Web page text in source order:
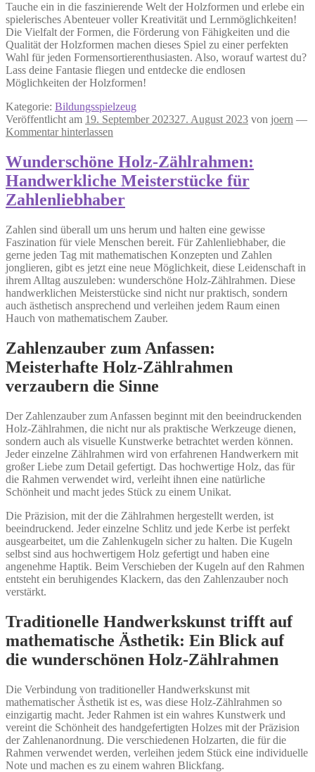
Tauche ein in die faszinierende Welt der Holzformen und erlebe ein
spielerisches Abenteuer voller Kreativität und Lernmöglichkeiten!
Die Vielfalt der Formen, die Förderung von Fähigkeiten und die
Qualität der Holzformen machen dieses Spiel zu einer perfekten
Wahl für jeden Formensortierenthusiasten. Also, worauf wartest du?
Lass deine Fantasie fliegen und entdecke die endlosen
Möglichkeiten der Holzformen!
Kategorie: Bildungsspielzeug
Veröffentlicht am 19. September 202327. August 2023 von joern —
Kommentar hinterlassen
Wunderschöne Holz-Zählrahmen:
Handwerkliche Meisterstücke für
Zahlenliebhaber
Zahlen sind überall um uns herum und halten eine gewisse
Faszination für viele Menschen bereit. Für Zahlenliebhaber, die
gerne jeden Tag mit mathematischen Konzepten und Zahlen
jonglieren, gibt es jetzt eine neue Möglichkeit, diese Leidenschaft in
ihrem Alltag auszuleben: wunderschöne Holz-Zählrahmen. Diese
handwerklichen Meisterstücke sind nicht nur praktisch, sondern
auch ästhetisch ansprechend und verleihen jedem Raum einen
Hauch von mathematischem Zauber.
Zahlenzauber zum Anfassen:
Meisterhafte Holz-Zählrahmen
verzaubern die Sinne
Der Zahlenzauber zum Anfassen beginnt mit den beeindruckenden
Holz-Zählrahmen, die nicht nur als praktische Werkzeuge dienen,
sondern auch als visuelle Kunstwerke betrachtet werden können.
Jeder einzelne Zählrahmen wird von erfahrenen Handwerkern mit
großer Liebe zum Detail gefertigt. Das hochwertige Holz, das für
die Rahmen verwendet wird, verleiht ihnen eine natürliche
Schönheit und macht jedes Stück zu einem Unikat.
Die Präzision, mit der die Zählrahmen hergestellt werden, ist
beeindruckend. Jeder einzelne Schlitz und jede Kerbe ist perfekt
ausgearbeitet, um die Zahlenkugeln sicher zu halten. Die Kugeln
selbst sind aus hochwertigem Holz gefertigt und haben eine
angenehme Haptik. Beim Verschieben der Kugeln auf den Rahmen
entsteht ein beruhigendes Klackern, das den Zahlenzauber noch
verstärkt.
Traditionelle Handwerkskunst trifft auf
mathematische Ästhetik: Ein Blick auf
die wunderschönen Holz-Zählrahmen
Die Verbindung von traditioneller Handwerkskunst mit
mathematischer Ästhetik ist es, was diese Holz-Zählrahmen so
einzigartig macht. Jeder Rahmen ist ein wahres Kunstwerk und
vereint die Schönheit des handgefertigten Holzes mit der Präzision
der Zahlenanordnung. Die verschiedenen Holzarten, die für die
Rahmen verwendet werden, verleihen jedem Stück eine individuelle
Note und machen es zu einem wahren Blickfang.